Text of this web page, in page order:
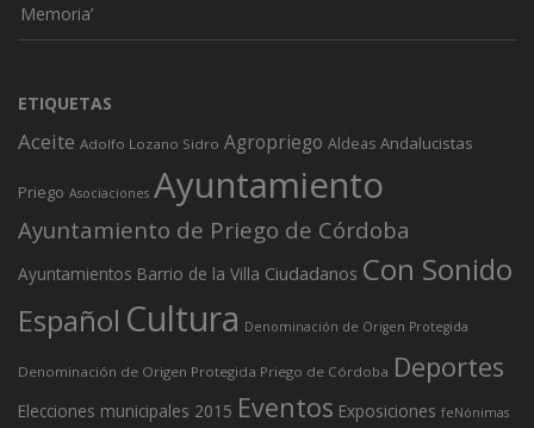
Memoria’
ETIQUETAS
Aceite Adolfo Lozano Sidro Agropriego Aldeas Andalucistas
Priego Asociaciones Ayuntamiento
Ayuntamiento de Priego de Córdoba
Ayuntamientos Barrio de la Villa Ciudadanos Con Sonido
Español Cultura Denominación de Origen Protegida
Denominación de Origen Protegida Priego de Córdoba Deportes
Elecciones municipales 2015 Eventos Exposiciones feNónimas